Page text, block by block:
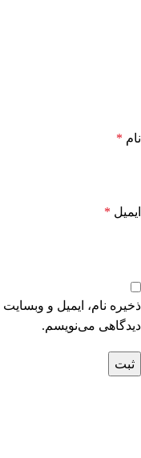
نام *
ایمیل *
ذخیره نام، ایمیل و
دیدگاهی می‌نویسم.